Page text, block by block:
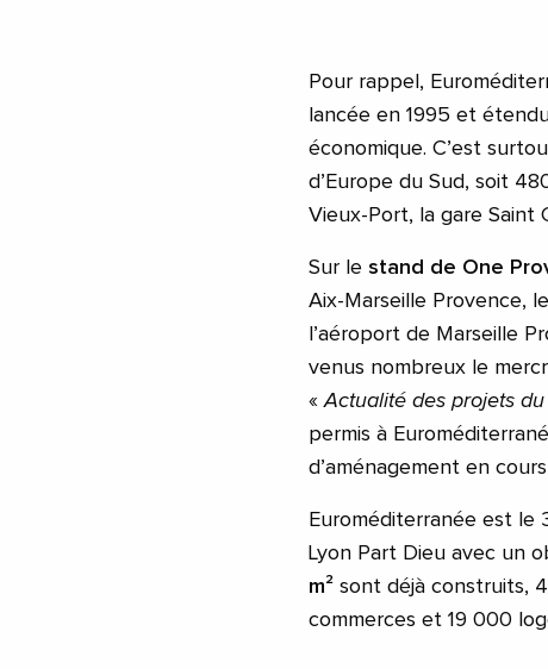
Pour rappel,
lancée en 1995 et
économique. C’est
d’Europe du Sud, soit
Vieux-Port, la gare Saint
Sur le stand de One
Aix-Marseille Provence,
l’aéroport de Marseille
venus nombreux le
«Actualité des projets
permis à
d’aménagement en
Euroméditerranée est le
Lyon Part Dieu avec un
m² sont déjà construits,
commerces et 19 000